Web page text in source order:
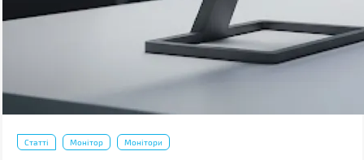
Статті Монітор Монітори